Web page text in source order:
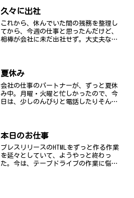
久々に出社
これから、休んでいた間の残務を整理し
てから、今週の仕事と思ったんだけど、
相棒が会社に未だ出社せず。大丈夫なん
夏休み
会社の仕事のパートナーが、ずっと夏休
み中。月曜・火曜と忙しかったので、今
日は、少しのんびりと電話したりそんな
本日のお仕事
プレスリリースのHTMLをずっと作る作業
を延々としていて、ようやっと終わっ
た。今は、テープドライブの作業に悩み